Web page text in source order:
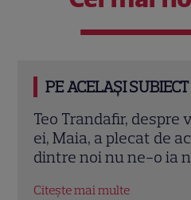
PE ACELAȘI SUBIECT
Tora Vasilescu,
Drama din
schimbat viața
Citește mai multe